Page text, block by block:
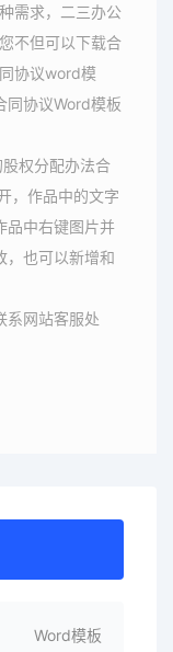
需求，二三办公
不但可以下载合
协议word模
同协议Word模板
权分配办法合
，作品中的文字
品中右键图片并
，也可以新增和
系网站客服处
Word模板